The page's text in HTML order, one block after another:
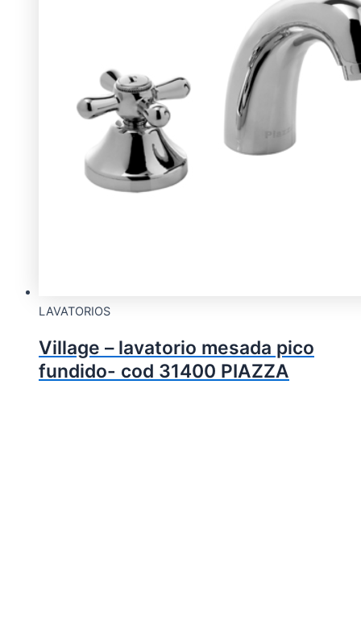
LAVATORIOS
Village – lavatorio mesada pico
fundido- cod 31400 PIAZZA